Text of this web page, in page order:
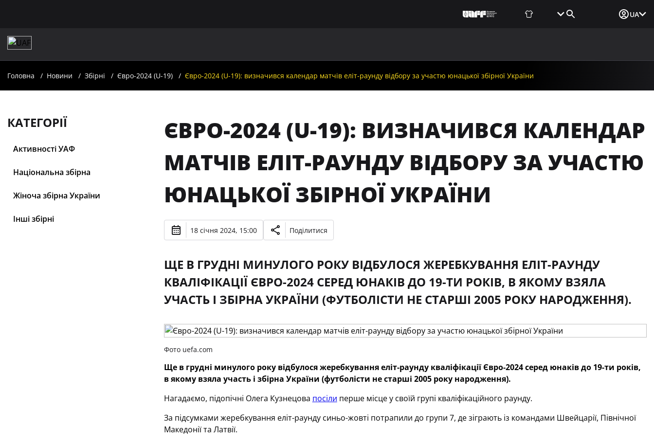
UA
Головна Новини Збірні Євро-2024 (U-19) Євро-2024 (U-19): визначився календар матчів еліт-раунду відбору за участю юнацької збірної України
КАТЕГОРІЇ
Активності УАФ
Національна збірна
Жіноча збірна України
Інші збірні
ЄВРО-2024 (U-19): ВИЗНАЧИВСЯ КАЛЕНДАР
МАТЧІВ ЕЛІТ-РАУНДУ ВІДБОРУ ЗА УЧАСТЮ
ЮНАЦЬКОЇ ЗБІРНОЇ УКРАЇНИ
18 січня 2024, 15:00 Поділитися
ЩЕ В ГРУДНІ МИНУЛОГО РОКУ ВІДБУЛОСЯ ЖЕРЕБКУВАННЯ ЕЛІТ-РАУНДУ
КВАЛІФІКАЦІЇ ЄВРО-2024 СЕРЕД ЮНАКІВ ДО 19-ТИ РОКІВ, В ЯКОМУ ВЗЯЛА
УЧАСТЬ І ЗБІРНА УКРАЇНИ (ФУТБОЛІСТИ НЕ СТАРШІ 2005 РОКУ НАРОДЖЕННЯ).
Фото uefa.com
Ще в грудні минулого року відбулося жеребкування еліт-раунду кваліфікації Євро-2024 серед юнаків до 19-ти років,
в якому взяла участь і збірна України (футболісти не старші 2005 року народження).
Нагадаємо, підопічні Олега Кузнецова посіли перше місце у своїй групі кваліфікаційного раунду.
За підсумками жеребкування еліт-раунду синьо-жовті потрапили до групи 7, де зіграють із командами Швейцарії, Північної
Македонії та Латвії.